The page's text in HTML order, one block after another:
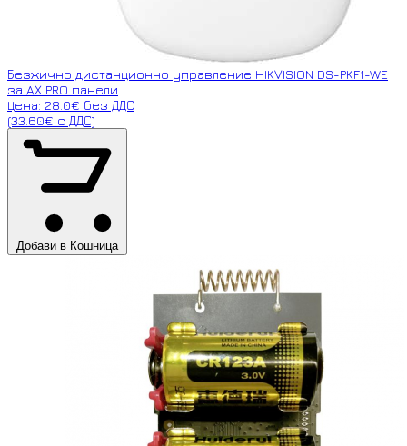
Безжично дистанционно управление HIKVISION DS-PKF1-WE
за AX PRO панели
Цена: 28.0€ без ДДС
(33.60€ с ДДС)
Добави в Кошница